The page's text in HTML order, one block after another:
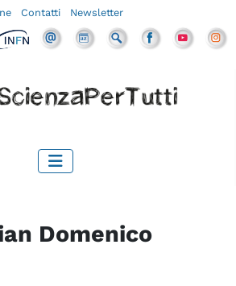
Contatti Newsletter
Domenico